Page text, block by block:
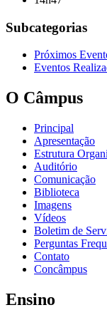
Subcategorias
Próximos
Eventos
O Câmpus
Principal
Apresentação
Estrutura
Auditório
Comunicação
Biblioteca
Imagens
Vídeos
Boletim de
Perguntas
Contato
Concâmpus
Ensino